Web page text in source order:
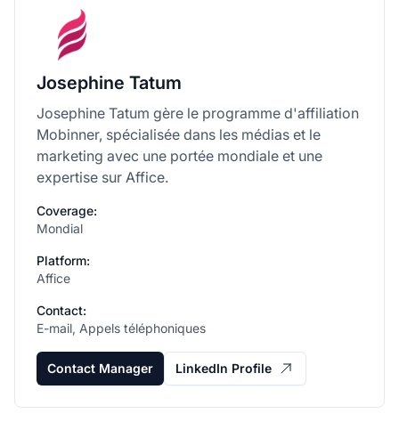
Josephine Tatum
Josephine Tatum gère le programme d'affiliation
Mobinner, spécialisée dans les médias et le
marketing avec une portée mondiale et une
expertise sur Affice.
Coverage:
Mondial
Platform:
Affice
Contact:
E-mail, Appels téléphoniques
Contact Manager LinkedIn Profile